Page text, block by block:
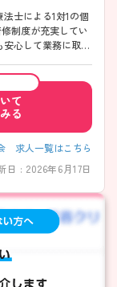
士による1対1の個
制度が充実してい
心して業務に取り
でお気軽にご相談
て
る
求人一覧はこちら
日 : 2026年6月17日